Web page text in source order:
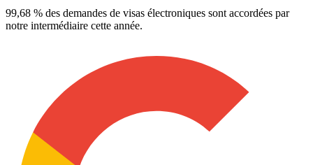
99,68 % des demandes de visas électroniques sont accordées par
notre intermédiaire cette année.